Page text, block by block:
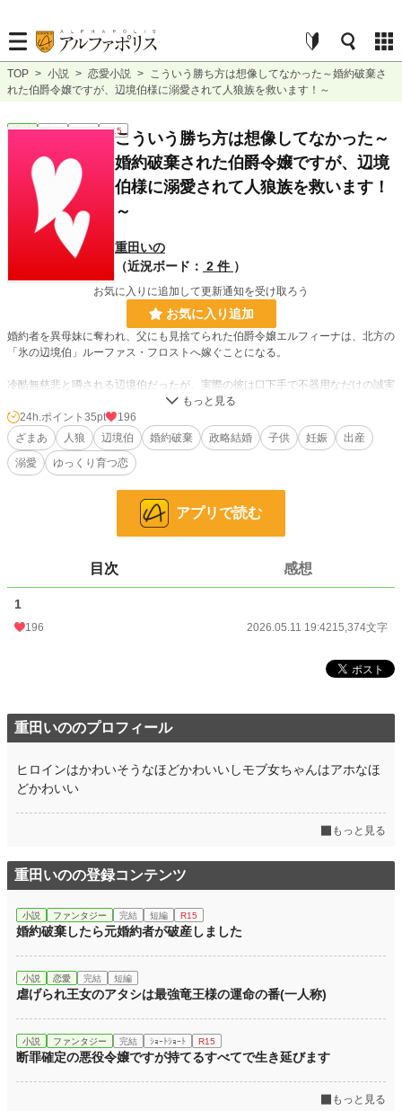
TOP > 小説 > 恋愛小説 > こういう勝ち方は想像してなかった～婚約破棄さ
れた伯爵令嬢ですが、辺境伯様に溺愛されて人狼族を救います！～
恋愛 完結 短編 R15こういう勝ち方は想像してなかった～
婚約破棄された伯爵令嬢ですが、辺境
伯様に溺愛されて人狼族を救います！
～
重田いの
（近況ボード： 2 件 ）
お気に入りに追加して更新通知を受け取ろう
お気に入り追加
婚約者を異母妹に奪われ、父にも見捨てられた伯爵令嬢エルフィーナは、北方の
「氷の辺境伯」ルーファス・フロストへ嫁ぐことになる。
冷酷無慈悲と噂される辺境伯だったが、実際の彼は口下手で不器用なだけの誠実
雪深い北の地で、少しずつ夫婦として距離を縮めていく二人。
しかしエルフィーナには、人狼族の血がわずかに流れていて――。
※後半に特殊な出産描写があります
小説 19,556 位 / 228,705 件
文字数 15,374
更新日時 2026.05.11 19:42
初回公開日時 2026.05.11 19:42
月間ポイント 1,725 pt (17,465 位)
累計ポイント 14,904 pt (81,466 位)
24h.ポイント 35pt
196
ざまあ
人狼 辺境伯 婚約破棄 政略結婚 子供 妊娠
出産
溺愛
ゆっくり育つ恋
アプリで読む
目次 感想
1
196 2026.05.11 19:4215,374文字
重田いののプロフィール
ヒロインはかわいそうなほどかわいいしモブ女ちゃんはアホなほ
どかわいい
もっと見る
重田いのの登録コンテンツ
小説 ファンタジー 完結 短編 R15
婚約破棄したら元婚約者が破産しました
小説 恋愛 完結 短編
虐げられ王女のアタシは最強竜王様の運命の番(一人称)
小説 ファンタジー 完結 ｼｮｰﾄｼｮｰﾄ R15
断罪確定の悪役令嬢ですが持てるすべてで生き延びます
もっと見る